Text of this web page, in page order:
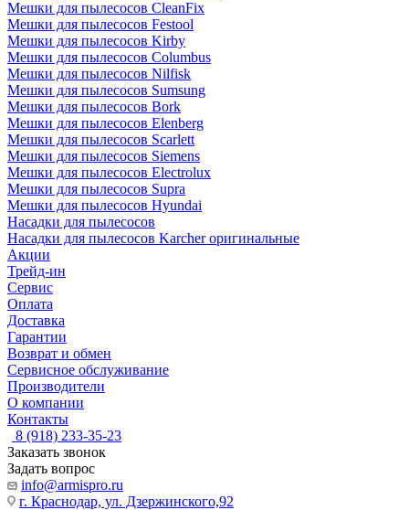
Мешки для пылесосов CleanFix
Мешки для пылесосов Festool
Мешки для пылесосов Kirby
Мешки для пылесосов Columbus
Мешки для пылесосов Nilfisk
Мешки для пылесосов Sumsung
Мешки для пылесосов Bork
Мешки для пылесосов Elenberg
Мешки для пылесосов Scarlett
Мешки для пылесосов Siemens
Мешки для пылесосов Electrolux
Мешки для пылесосов Supra
Мешки для пылесосов Hyundai
Насадки для пылесосов
Насадки для пылесосов Karcher оригинальные
Акции
Трейд-ин
Сервис
Оплата
Доставка
Гарантии
Возврат и обмен
Сервисное обслуживание
Производители
О компании
Контакты
8 (918) 233-35-23
Заказать звонок
Задать вопрос
info@armispro.ru
г. Краснодар, ул. Дзержинского,92